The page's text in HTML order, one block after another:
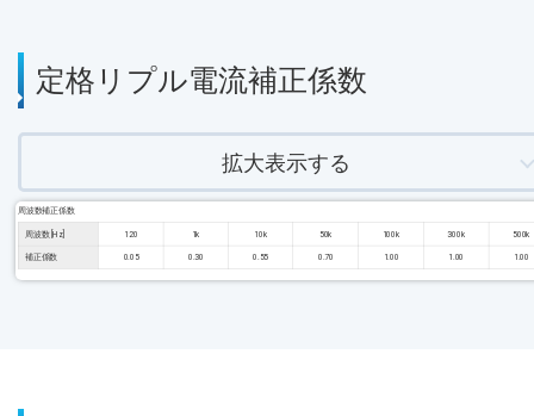
定格リプル電流補正係数
拡大表示する
周波数補正係数
周波数 [Hz] 120 1k 10k 50k 100k 300k 500k
補正係数 0.05 0.30 0.55 0.70 1.00 1.00 1.00